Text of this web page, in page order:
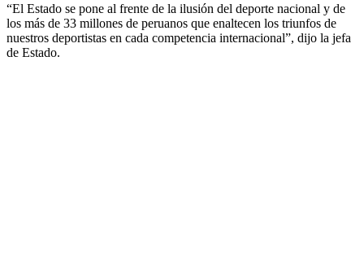
“El Estado se pone al frente de la ilusión del deporte nacional y de
los más de 33 millones de peruanos que enaltecen los triunfos de
nuestros deportistas en cada competencia internacional”, dijo la jefa
de Estado.